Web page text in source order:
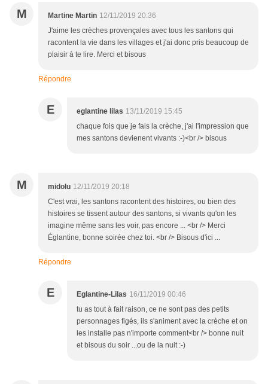
M Martine Martin 12/11/2019 20:36
J'aime les crèches provençales avec tous les santons qui
racontent la vie dans les villages et j'ai donc pris beaucoup de
plaisir à te lire. Merci et bisous
Répondre
E eglantine lilas 13/11/2019 15:45
chaque fois que je fais la crèche, j'ai l'impression que
mes santons devienent vivants :-)<br /> bisous
M midolu 12/11/2019 20:18
C'est vrai, les santons racontent des histoires, ou bien des
histoires se tissent autour des santons, si vivants qu'on les
imagine même sans les voir, pas encore ... <br /> Merci
Églantine, bonne soirée chez toi. <br /> Bisous d'ici ...
Répondre
E Eglantine-Lilas 16/11/2019 00:46
tu as tout à fait raison, ce ne sont pas des petits
personnages figés, ils s'animent avec la crèche et on
les installe pas n'importe comment<br /> bonne nuit
et bisous du soir ...ou de la nuit :-)